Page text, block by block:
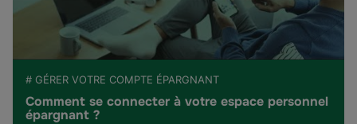
# GÉRER VOTRE COMPTE ÉPARGNANT
Comment se connecter à votre espace personnel
épargnant ?